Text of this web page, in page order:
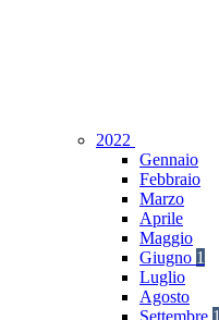
2022
Gennaio
Febbraio
Marzo
Aprile
Maggio
Giugno 1
Luglio
Agosto